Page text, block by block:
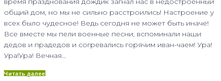
общий дом, но мы не сильно расстроились! Настроение у
всех было чудесное! Ведь сегодня не может быть иначе!
Все вместе мы пели военные песни, вспоминали наши
дедов и прадедов и согревались горячим иван-чаем! Ура!
Ура!Ура! Вечная...
Читать далее